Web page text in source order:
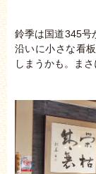
鈴季は国道345号
沿いに小さな看
しまうかも。ま